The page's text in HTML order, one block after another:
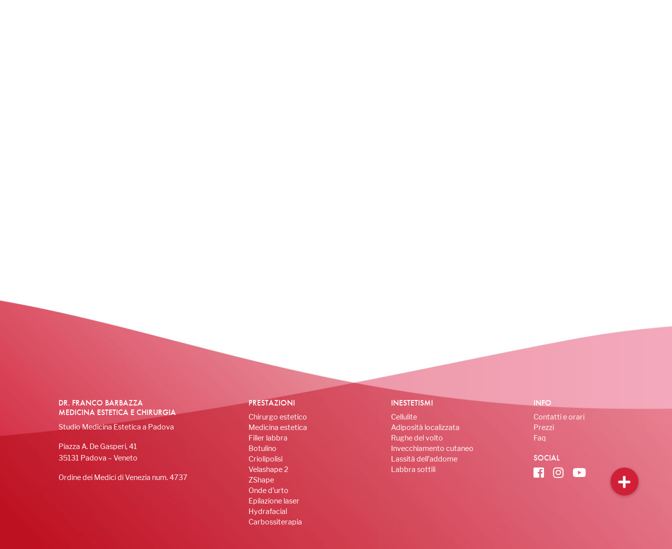
DR. FRANCO BARBAZZA
MEDICINA ESTETICA E CHIRURGIA
Studio Medicina Estetica a Padova
Piazza A. De Gasperi, 41
35131 Padova – Veneto
Ordine dei Medici di Venezia num. 4737
PRESTAZIONI
Chirurgo estetico
Medicina estetica
Filler labbra
Botulino
Criolipolisi
Velashape 2
ZShape
Onde d’urto
Epilazione laser
Hydrafacial
Carbossiterapia
INESTETISMI
Cellulite
Adiposità localizzata
Rughe del volto
Invecchiamento cutaneo
Lassità dell’addome
Labbra sottili
INFO
Contatti e orari
Prezzi
Faq
SOCIAL